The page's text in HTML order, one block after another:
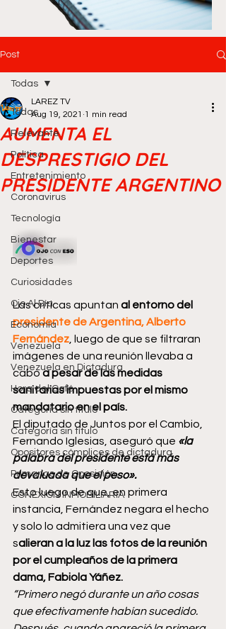
Post
Todas
Relevante
Política
Entretenimiento
Coronavirus
Tecnología
Bienestar
Deportes
Curiosidades
Ojo Al Día
Economía
Venezuela
Venezuela en Dictadura
Hora del Café
Categoría sin título
Categoría sin título
Opositores cómplices de dictadura
Primarias de Oposición
CONEXIÓN INMOBILIARIA
Todas
AUMENTA EL
DESPRESTIGIO DEL
PRESIDENTE ARGENTINO
LAREZ TV
Aug 19, 2021 1 min read
Las críticas apuntan al entorno del
presidente de Argentina, Alberto
Fernández , luego de que se filtraran
imágenes de una reunión llevaba a
cabo a pesar de las medidas
sanitarias impuestas por el mismo
mandatario en el país.
El diputado de Juntos por el Cambio,
Fernando Iglesias, aseguró que «la
palabra del presidente está más
devaluada que el peso».
Esto luego de que, en primera
instancia, Fernández negara el hecho
y solo lo admitiera una vez que
salieran a la luz las fotos de la reunión
por el cumpleaños de la primera
dama, Fabiola Yáñez.
“Primero negó durante un año cosas
que efectivamente habían sucedido.